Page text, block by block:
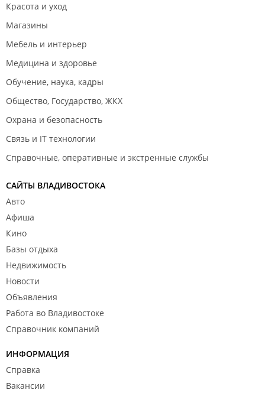
Красота и уход
Магазины
Мебель и интерьер
Медицина и здоровье
Обучение, наука, кадры
Общество, Государство, ЖКХ
Охрана и безопасность
Связь и IT технологии
Справочные, оперативные и экстренные службы
САЙТЫ ВЛАДИВОСТОКА
Авто
Афиша
Кино
Базы отдыха
Недвижимость
Новости
Объявления
Работа во Владивостоке
Справочник компаний
ИНФОРМАЦИЯ
Справка
Вакансии